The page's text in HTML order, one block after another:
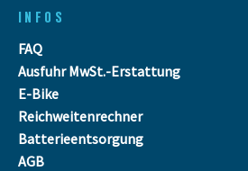
INFOS
FAQ
Ausfuhr MwSt.-Erstattung
E-Bike
Reichweitenrechner
Batterieentsorgung
AGB